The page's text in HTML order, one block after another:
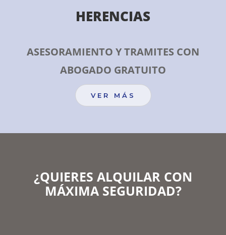
HERENCIAS
ASESORAMIENTO Y TRAMITES CON
ABOGADO GRATUITO
VER MÁS
¿QUIERES ALQUILAR CON
MÁXIMA SEGURIDAD?